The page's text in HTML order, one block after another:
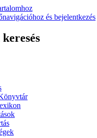
és bejelentkezés